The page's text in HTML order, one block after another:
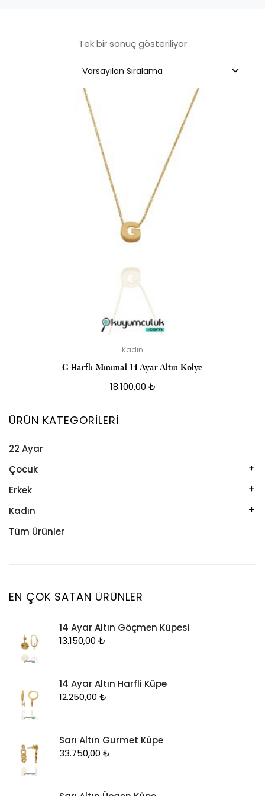
Tek bir sonuç gösteriliyor
Varsayılan Sıralama
Kadın
G Harfli Minimal 14 Ayar Altın Kolye
18.100,00 ₺
ÜRÜN KATEGORILERI
22 Ayar
Çocuk
Kelepçe
Kolye
Künye
Erkek
Kelepçe
Künye
Kadın
Bileklik
Küpe
Piercing
Şahmeran
Yüzük
Tüm Ürünler
EN ÇOK SATAN ÜRÜNLER
14 Ayar Altın Göçmen Küpesi
13.150,00 ₺
14 Ayar Altın Harfli Küpe
12.250,00 ₺
Sarı Altın Gurmet Küpe
33.750,00 ₺